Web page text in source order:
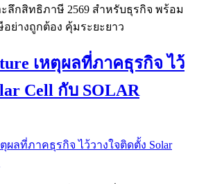
ลึกสิทธิภาษี 2569 สำหรับธุรกิจ พร้อม
ย่างถูกต้อง คุ้มระยะยาว
เหตุผลที่ภาคธุรกิจ ไว้
Cell กับ SOLAR